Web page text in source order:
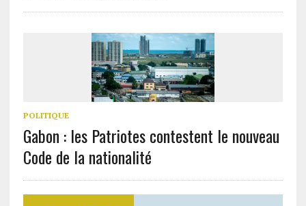
POLITIQUE
Gabon : les Patriotes contestent le nouveau
Code de la nationalité